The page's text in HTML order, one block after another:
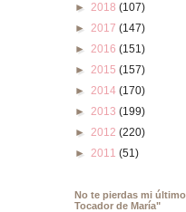
► 2018 (107)
► 2017 (147)
► 2016 (151)
► 2015 (157)
► 2014 (170)
► 2013 (199)
► 2012 (220)
► 2011 (51)
No te pierdas mi
Tocador de María"